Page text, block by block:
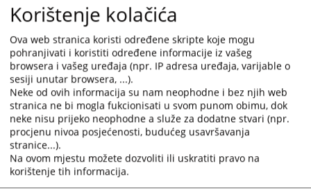
Tel: +387 32 246-210 lok. 139
4447PREGLEDA
Prateći dokumenti
Korištenje kolačića
Ova web stranica koristi određene skripte koje mogu
pohranjivati i koristiti određene informacije iz vašeg
browsera i vašeg uređaja (npr. IP adresa uređaja, varijable o
sesiji unutar browsera, ...).
Neke od ovih informacija su nam neophodne i bez njih web
stranica ne bi mogla fukcionisati u svom punom obimu, dok
neke nisu prijeko neophodne a služe za dodatne stvari (npr.
procjenu nivoa posjećenosti, budućeg usavršavanja
stranice...).
Na ovom mjestu možete dozvoliti ili uskratiti pravo na
korištenje tih informacija.